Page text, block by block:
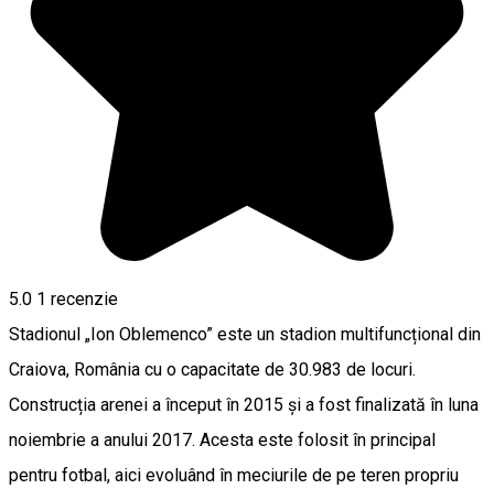
5.0 1 recenzie
Stadionul „Ion Oblemenco” este un stadion multifuncțional din
Craiova, România cu o capacitate de 30.983 de locuri.
Construcția arenei a început în 2015 și a fost finalizată în luna
noiembrie a anului 2017. Acesta este folosit în principal
pentru fotbal, aici evoluând în meciurile de pe teren propriu